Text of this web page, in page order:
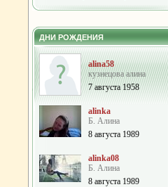
ДНИ РОЖДЕНИЯ
alina58
кузнецова алина
7 августа 1958
alinka
Б. Алина
8 августа 1989
alinka08
Б. Алина
8 августа 1989